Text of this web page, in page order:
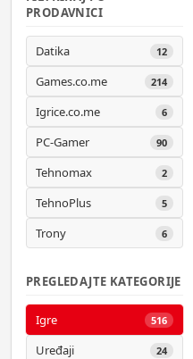
PRODAVNICI
Datika 12
Games.co.me 214
Igrice.co.me 6
PC-Gamer 90
Tehnomax 2
TehnoPlus 5
Trony 6
PREGLEDAJTE KATEGORIJE
Igre 516
Uređaji 24